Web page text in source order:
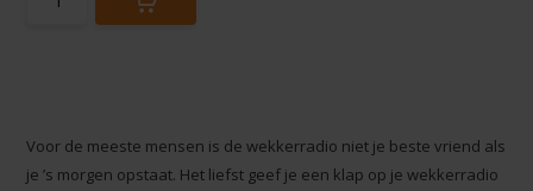
Voor de meeste mensen is de wekkerradio niet je beste vriend als
je ’s morgen opstaat. Het liefst geef je een klap op je wekkerradio